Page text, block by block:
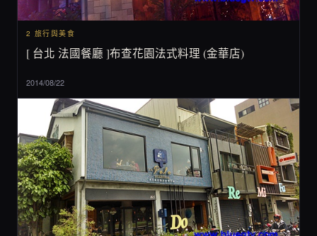
2 旅行與美食
[ 台北 法國餐廳 ]布查花園法式料理 (金華店)
2014/08/22